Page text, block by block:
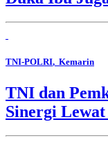
TNI-POLRI, Kemarin
TNI dan
Sinergi